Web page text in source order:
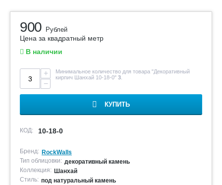
900 Рублей
Цена за квадратный метр
В наличии
+
−
Минимальное количество для товара "Декоративный
кирпич Шанхай 10-18-0" 3
КУПИТЬ
КОД: 10-18-0
Бренд: RockWalls
Тип облицовки: декоративный камень
Коллекция: Шанхай
Стиль: под натуральный камень